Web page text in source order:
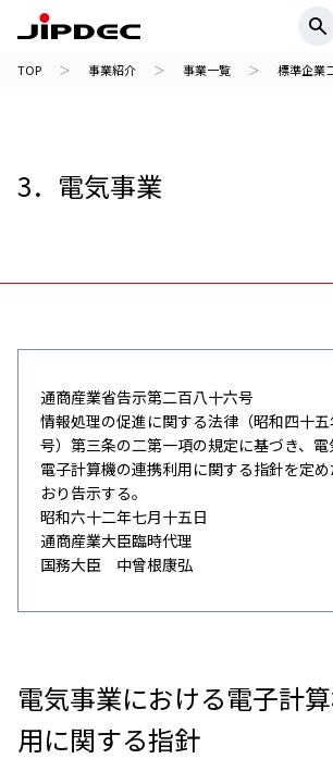
TOP 事業紹介 事業一覧 標準企業
3．電気事業
通商産業省告示第二百八十六号
情報処理の促進に関する法律（昭和四十
号）第三条の二第一項の規定に基づき、
電子計算機の連携利用に関する指針を定
おり告示する。
昭和六十二年七月十五日
通商産業大臣臨時代理
国務大臣 中曾根康弘
電気事業における電子計
用に関する指針